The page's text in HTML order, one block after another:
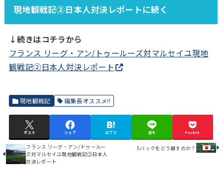
現地観戦記②日本人対決レポートに続く
↓続きはコチラから
フランス リーグ・アン/トゥールーズ対マルセイユ現地
観戦記②日本人対決レポート
現地観戦記 編集長オススメ!!
ポスト シェア はてブ 送る Pocket
フランス リーグ・アン/トゥールー
ズ対マルセイユ現地観戦記②日本人
対決レポート
5バックをどう崩すのか？